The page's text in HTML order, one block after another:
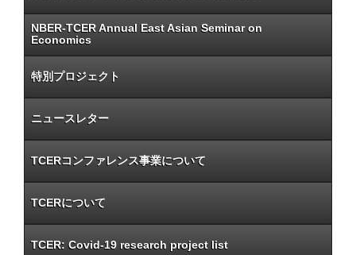
NBER-TCER Annual East Asian Seminar on
Economics
特別プロジェクト
ニュースレター
TCERコンファレンス事業について
TCERについて
TCER: Covid-19 research project list